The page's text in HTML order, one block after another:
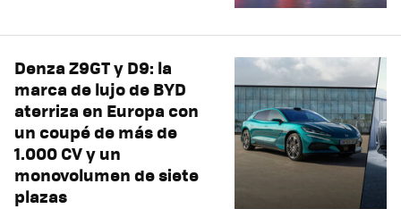
Denza Z9GT y D9: la
marca de lujo de BYD
aterriza en Europa con
un coupé de más de
1.000 CV y un
monovolumen de siete
plazas